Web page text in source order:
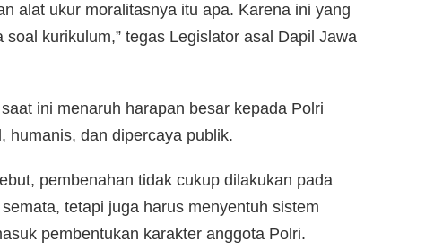
alat ukur moralitasnya itu apa. Karena ini yang
kurikulum,” tegas Legislator asal Dapil Jawa
ini menaruh harapan besar kepada Polri
humanis, dan dipercaya publik.
pembenahan tidak cukup dilakukan pada
tetapi juga harus menyentuh sistem
pembentukan karakter anggota Polri.